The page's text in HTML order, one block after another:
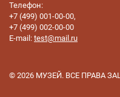
Телефон:
+7 (499) 001-00-00,
+7 (499) 002-00-00
E-mail: test@mail.ru
© 2026 МУЗЕЙ. ВСЕ ПРАВА